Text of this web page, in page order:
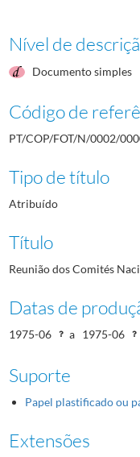
Nível de
Documento simples
Código de
PT/COP/FOT/N/0002/
Tipo de título
Atribuído
Título
Reunião dos Comités
Datas de
1975-06 a 1975-06
Suporte
Papel plastificado ou
Extensões